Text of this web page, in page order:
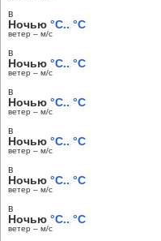
в
Ночью °C.. °C
ветер – м/c
в
Ночью °C.. °C
ветер – м/c
в
Ночью °C.. °C
ветер – м/c
в
Ночью °C.. °C
ветер – м/c
в
Ночью °C.. °C
ветер – м/c
в
Ночью °C.. °C
ветер – м/c